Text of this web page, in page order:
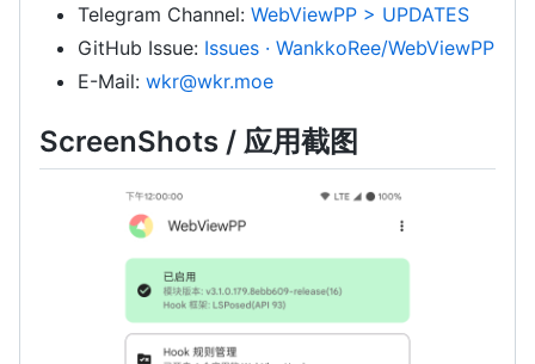
Telegram Channel: WebViewPP > UPDATES
GitHub Issue: Issues · WankkoRee/WebViewPP
E-Mail: wkr@wkr.moe
ScreenShots / 应用截图